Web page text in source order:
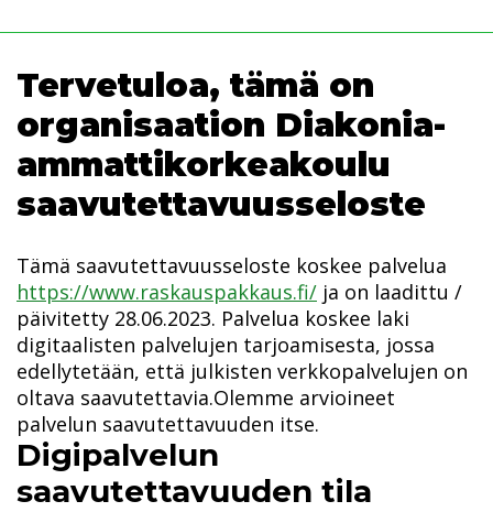
Tervetuloa, tämä on
organisaation Diakonia-
ammattikorkeakoulu
saavutettavuusseloste
Tämä saavutettavuusseloste koskee palvelua
https://www.raskauspakkaus.fi/ ja on laadittu /
päivitetty 28.06.2023. Palvelua koskee laki
digitaalisten palvelujen tarjoamisesta, jossa
edellytetään, että julkisten verkkopalvelujen on
oltava saavutettavia.Olemme arvioineet
palvelun saavutettavuuden itse.
Digipalvelun
saavutettavuuden tila